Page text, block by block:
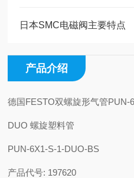
日本SMC电磁阀主要特点
产品介绍
德国FESTO双螺旋形气管PUN-
DUO 螺旋塑料管
PUN-6X1-S-1-DUO-BS
产品代号: 197620